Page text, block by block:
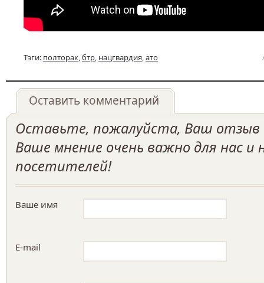
Тэги: полторак,бтр, нацгвардия,ато
Оставить комментарий
Оставьте, пожалуйста, Ваш отзыв
Ваше мнение очень важно для нас и
посетителей!
Ваше имя
E-mail